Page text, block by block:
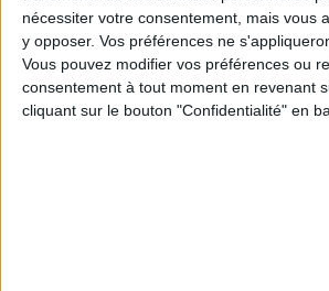
nécessiter votre consentement, mais vous
y opposer. Vos préférences ne
Vous pouvez modifier vos préférences ou
consentement à tout moment en revenant
cliquant sur le bouton "Confidentialité" en
Je m'inscris sur